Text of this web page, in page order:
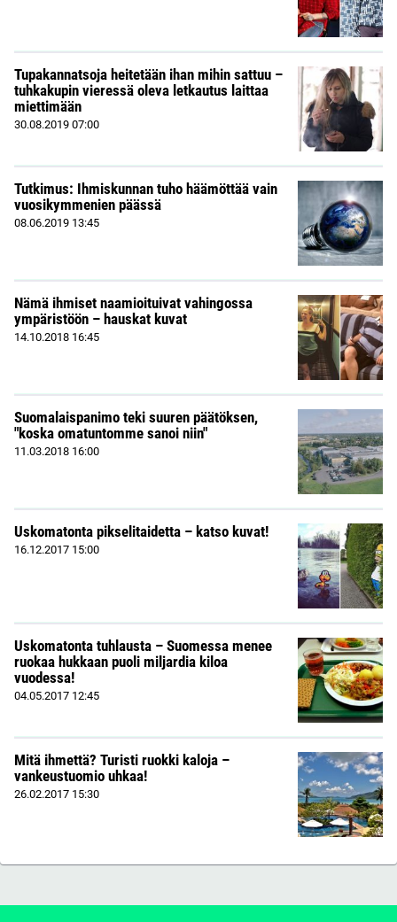
Tupakannatsoja heitetään ihan mihin sattuu –
tuhkakupin vieressä oleva letkautus laittaa
miettimään
30.08.2019 07:00
Tutkimus: Ihmiskunnan tuho häämöttää vain
vuosikymmenien päässä
08.06.2019 13:45
Nämä ihmiset naamioituivat vahingossa
ympäristöön – hauskat kuvat
14.10.2018 16:45
Suomalaispanimo teki suuren päätöksen,
"koska omatuntomme sanoi niin"
11.03.2018 16:00
Uskomatonta pikselitaidetta – katso kuvat!
16.12.2017 15:00
Uskomatonta tuhlausta – Suomessa menee
ruokaa hukkaan puoli miljardia kiloa
vuodessa!
04.05.2017 12:45
Mitä ihmettä? Turisti ruokki kaloja –
vankeustuomio uhkaa!
26.02.2017 15:30